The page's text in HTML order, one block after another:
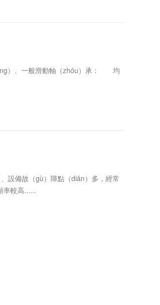
）、一般滑動軸（zhóu）承： 均
備故（gù）障點（diǎn）多，經常
較高......